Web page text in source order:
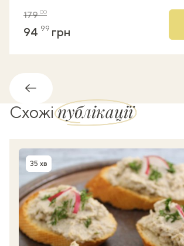
17900
94 99 грн
Назад
Схожіпублікації
Час приготування
35 хв